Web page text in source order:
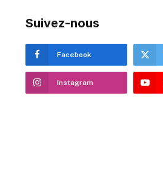
Suivez-nous
Facebook
Instagram